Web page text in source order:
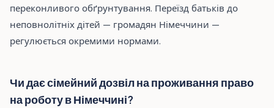
переконливого обґрунтування. Переїзд батьків до
неповнолітніх дітей — громадян Німеччини —
регулюється окремими нормами.
Чи дає сімейний дозвіл на проживання право
на роботу в Німеччині?